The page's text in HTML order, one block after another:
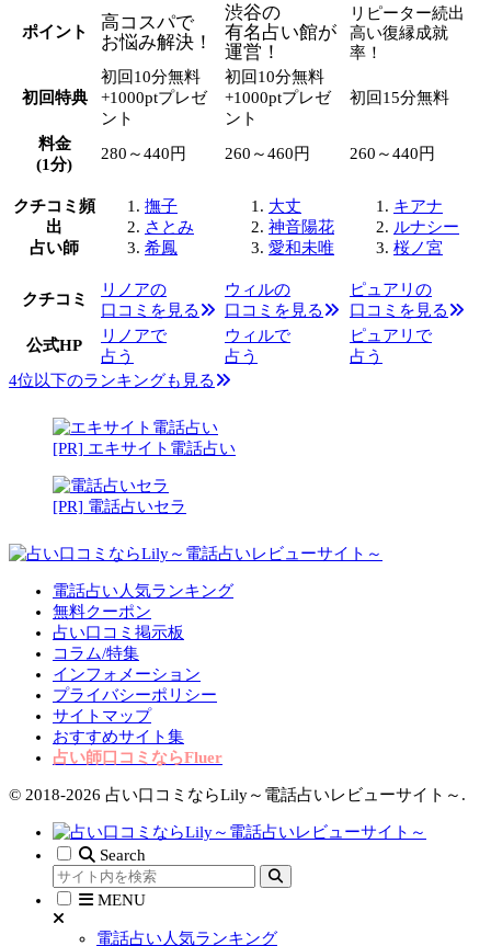
ポイント
高コスパで
お悩み解決！
渋谷の
有名占い館が
運営！
リピーター続出
高い復縁成就
率！
初回特典
初回10分無料
+1000ptプレゼ
ント
初回10分無料
+1000ptプレゼ
ント
初回15分無料
料金
(1分)
280～440円 260～460円 260～440円
クチコミ頻
出
占い師
撫子
さとみ
希鳳
大丈
神音陽花
愛和未唯
キアナ
ルナシー
桜ノ宮
クチコミ
リノアの
口コミを見る
ウィルの
口コミを見る
ピュアリの
口コミを見る
公式HP
リノアで
占う
ウィルで
占う
ピュアリで
占う
4位以下のランキングも見る
[PR] エキサイト電話占い
[PR] 電話占いセラ
電話占い人気ランキング
無料クーポン
占い口コミ掲示板
コラム/特集
インフォメーション
プライバシーポリシー
サイトマップ
おすすめサイト集
占い師口コミならFluer
© 2018-2026 占い口コミならLily～電話占いレビューサイト～.
Search
MENU
電話占い人気ランキング